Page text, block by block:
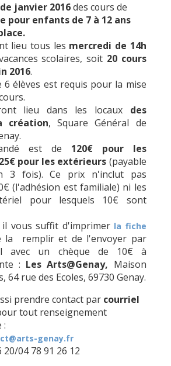
janvier 2016des cours de
pour enfants de 7 à 12 ans
lieu tous les mercredi de 14h
scolaires, soit 20 cours
2016.
6 élèves est requis pour la mise
lieu dans les locaux des
création, Square Général de
est de 120€ pour les
pour les extérieurs (payable
3 fois). Ce prix n'inclut pas
(l'adhésion est familiale) ni les
pour lesquels 10€ sont
il vous suffit d'imprimer la fiche
la remplir et de l'envoyer par
avec un chèque de 10€ à
: Les Arts@Genay, Maison
64 rue des Ecoles, 69730 Genay.
prendre contact par courriel
tout renseignement
:
genay.fr
20/04 78 91 26 12